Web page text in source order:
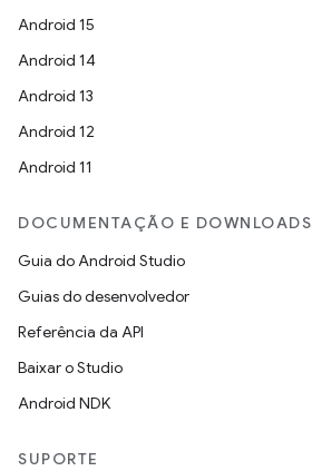
Android 15
Android 14
Android 13
Android 12
Android 11
DOCUMENTAÇÃO E DOWNLOADS
Guia do Android Studio
Guias do desenvolvedor
Referência da API
Baixar o Studio
Android NDK
SUPORTE